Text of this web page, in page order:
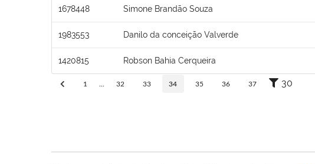
1678448 Simone Brandão Souza
1983553 Danilo da conceição Valverde
1420815 Robson Bahia Cerqueira
1 32 33 34 35 36 37 30